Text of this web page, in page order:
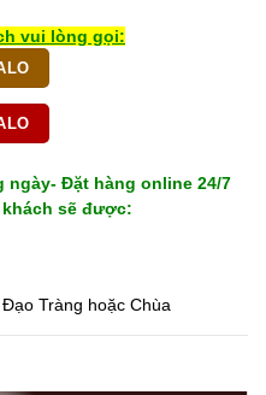
vui lòng gọi:
ngày- Đặt hàng online 24/7
khách sẽ được:
Tràng hoặc Chùa